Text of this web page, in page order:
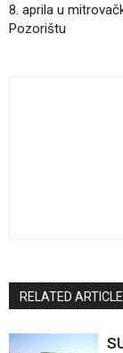
8. aprila u
Pozorištu
RELATED